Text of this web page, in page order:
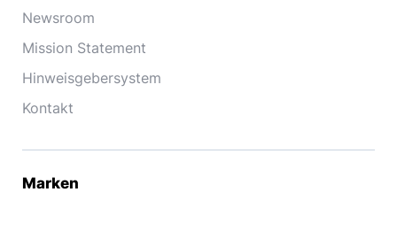
Newsroom
Mission Statement
Hinweisgebersystem
Kontakt
Marken